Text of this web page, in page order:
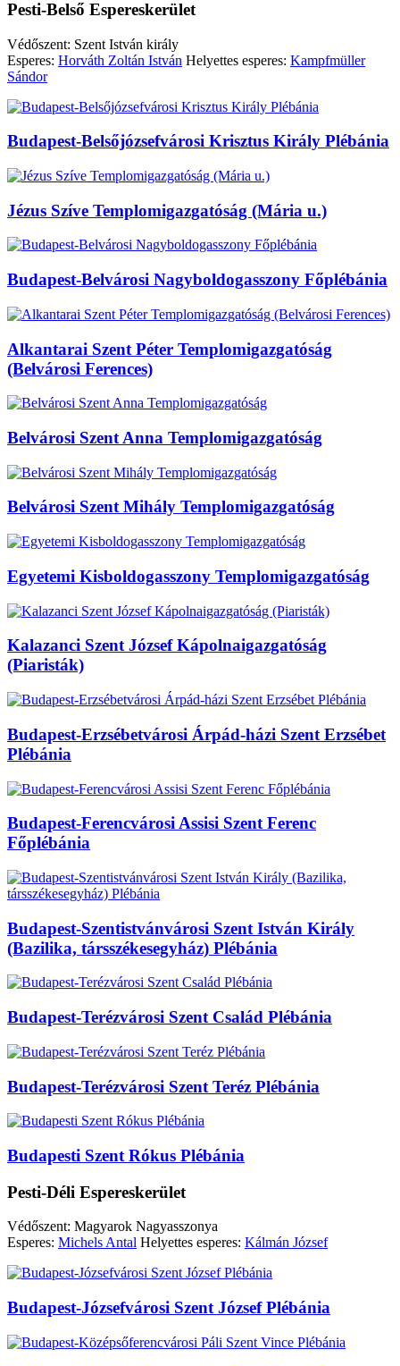
Pesti-Belső Espereskerület
Védőszent: Szent István király
Esperes: Horváth Zoltán István Helyettes esperes: Kampfmüller
Sándor
Budapest-Belsőjózsefvárosi Krisztus Király Plébánia
Jézus Szíve Templomigazgatóság (Mária u.)
Budapest-Belvárosi Nagyboldogasszony Főplébánia
Alkantarai Szent Péter Templomigazgatóság
(Belvárosi Ferences)
Belvárosi Szent Anna Templomigazgatóság
Belvárosi Szent Mihály Templomigazgatóság
Egyetemi Kisboldogasszony Templomigazgatóság
Kalazanci Szent József Kápolnaigazgatóság
(Piaristák)
Budapest-Erzsébetvárosi Árpád-házi Szent Erzsébet
Plébánia
Budapest-Ferencvárosi Assisi Szent Ferenc
Főplébánia
Budapest-Szentistvánvárosi Szent István Király
(Bazilika, társszékesegyház) Plébánia
Budapest-Terézvárosi Szent Család Plébánia
Budapest-Terézvárosi Szent Teréz Plébánia
Budapesti Szent Rókus Plébánia
Pesti-Déli Espereskerület
Védőszent: Magyarok Nagyasszonya
Esperes: Michels Antal Helyettes esperes: Kálmán József
Budapest-Józsefvárosi Szent József Plébánia